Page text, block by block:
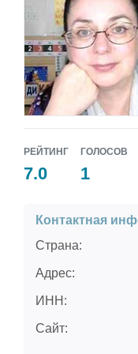
РЕЙТИНГ
7.0
ГОЛОСОВ
1
Контактная
Страна:
Адрес:
ИНН:
Сайт: